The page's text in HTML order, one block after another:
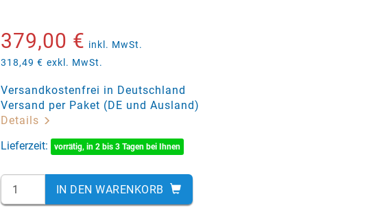
379,00 € inkl. MwSt.
318,49 € exkl. MwSt.
Versandkostenfrei in Deutschland
Versand per Paket (DE und Ausland)
Details
Lieferzeit:
vorrätig, in 2 bis 3 Tagen bei Ihnen
IN DEN WARENKORB